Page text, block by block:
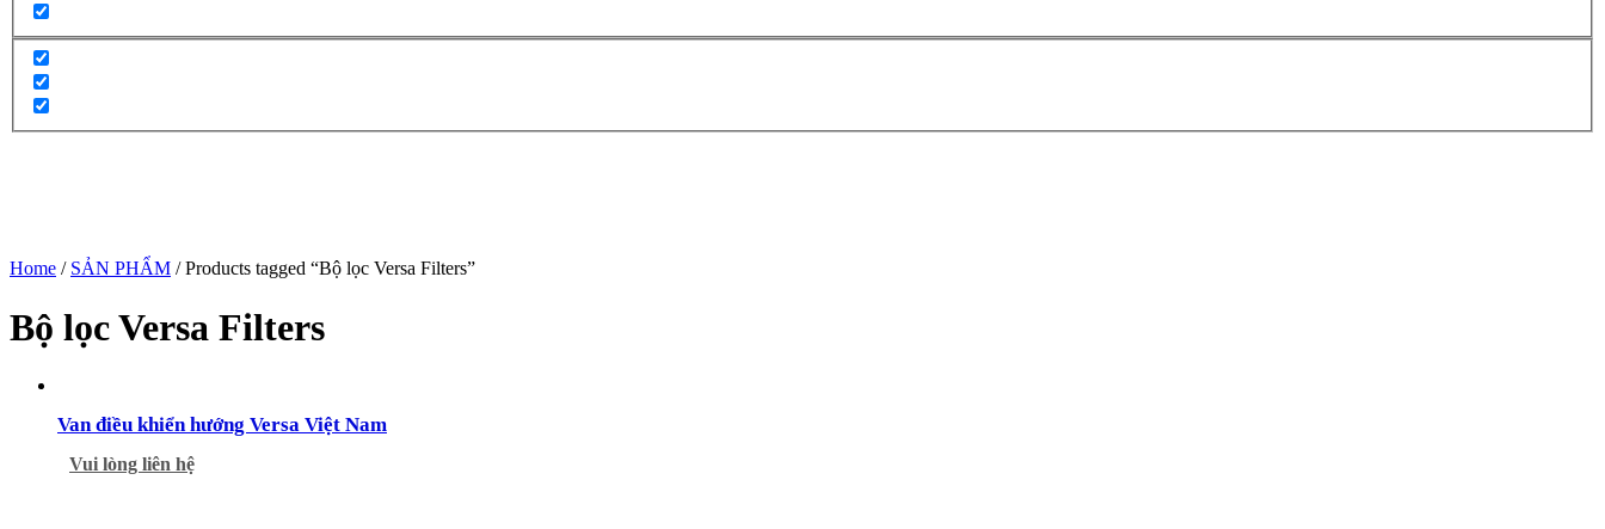
Home / SẢN PHẨM / Products tagged “Bộ lọc Versa Filters”
Bộ lọc Versa Filters
Van điều khiển hướng Versa Việt Nam
Vui lòng liên hệ